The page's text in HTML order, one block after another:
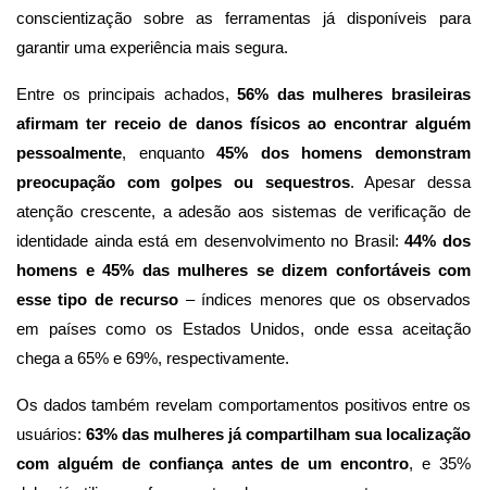
conscientização sobre as ferramentas já disponíveis para
garantir uma experiência mais segura.
Entre os principais achados,56% das mulheres brasileiras
afirmam ter receio de danos físicos ao encontrar alguém
pessoalmente, enquanto45% dos homens demonstram
preocupação com golpes ou sequestros. Apesar dessa
atenção crescente, a adesão aos sistemas de verificação de
identidade ainda está em desenvolvimento no Brasil:44% dos
homens e 45% das mulheres se dizem confortáveis com
esse tipo de recurso – índices menores que os observados
em países como os Estados Unidos, onde essa aceitação
chega a 65% e 69%, respectivamente.
Os dados também revelam comportamentos positivos entre os
usuários: 63% das mulheres já compartilham sua localização
com alguém de confiança antes de um encontro, e 35%